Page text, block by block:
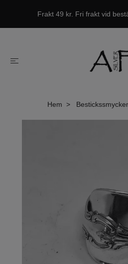
Frakt 49 kr. Fri frakt vid
Hem